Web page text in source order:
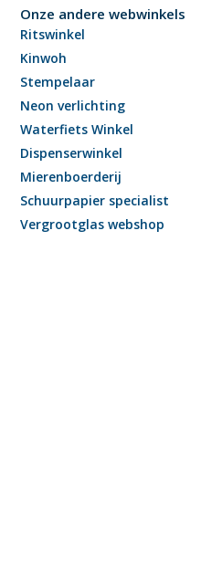
Onze andere webwinkels
Ritswinkel
Kinwoh
Stempelaar
Neon verlichting
Waterfiets Winkel
Dispenserwinkel
Mierenboerderij
Schuurpapier specialist
Vergrootglas webshop